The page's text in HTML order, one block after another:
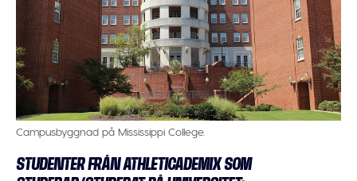
Campusbyggnad på Mississippi College.
STUDENTER FRÅN ATHLETICADEMIX SOM